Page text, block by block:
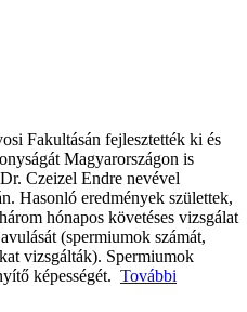
Fakultásán fejlesztették ki és
Magyarországon is
Czeizel Endre nevével
Hasonló eredmények születtek,
hónapos követéses vizsgálat
(spermiumok számát,
vizsgálták). Spermiumok
képességét. További